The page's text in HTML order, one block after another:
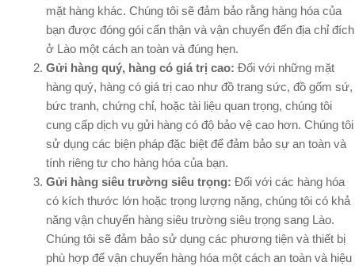
mặt hàng khác. Chúng tôi sẽ đảm bảo rằng hàng hóa của
bạn được đóng gói cẩn thận và vận chuyển đến địa chỉ đích
ở Lào một cách an toàn và đúng hẹn.
Gửi hàng quý, hàng có giá trị cao: Đối với những mặt
hàng quý, hàng có giá trị cao như đồ trang sức, đồ gốm sứ,
bức tranh, chứng chỉ, hoặc tài liệu quan trọng, chúng tôi
cung cấp dịch vụ gửi hàng có độ bảo vệ cao hơn. Chúng tôi
sử dụng các biện pháp đặc biệt để đảm bảo sự an toàn và
tính riêng tư cho hàng hóa của bạn.
Gửi hàng siêu trường siêu trọng: Đối với các hàng hóa
có kích thước lớn hoặc trọng lượng nặng, chúng tôi có khả
năng vận chuyển hàng siêu trường siêu trọng sang Lào.
Chúng tôi sẽ đảm bảo sử dụng các phương tiện và thiết bị
phù hợp để vận chuyển hàng hóa một cách an toàn và hiệu